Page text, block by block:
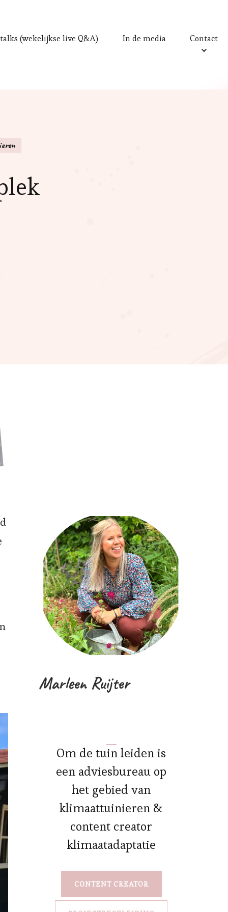
(wekelijkse live Q&A) In de media Contact
Marleen Ruijter
Om de tuin leiden is
een adviesbureau op
het gebied van
klimaattuinieren &
content creator
klimaatadaptatie
CONTENT CREATOR